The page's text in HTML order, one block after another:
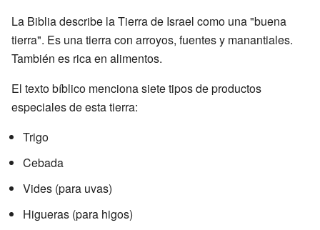
La Biblia describe la Tierra de Israel como una "buena
tierra". Es una tierra con arroyos, fuentes y manantiales.
También es rica en alimentos.
El texto bíblico menciona siete tipos de productos
especiales de esta tierra:
Trigo
Cebada
Vides (para uvas)
Higueras (para higos)